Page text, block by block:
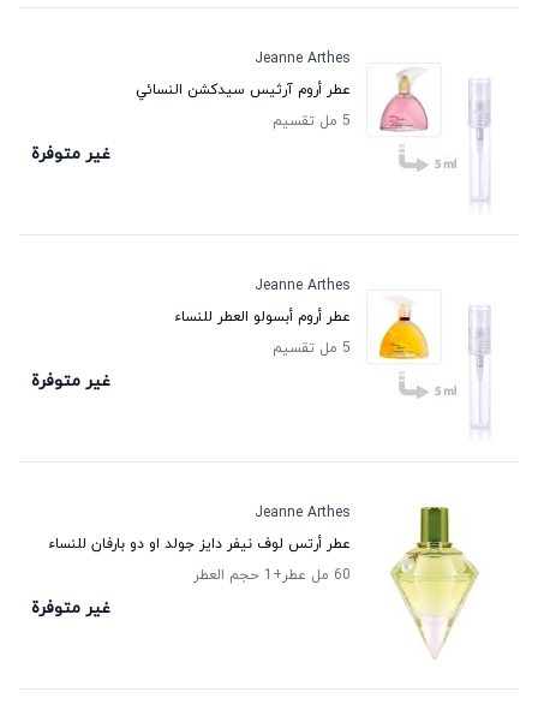
Jeanne Arthes
عطر أروم آرثيس سيدكشن النسائي
5 مل تقسيم
غير متوفرة
Jeanne Arthes
عطر أروم أبسولو العطر للنساء
5 مل تقسيم
غير متوفرة
Jeanne Arthes
عطر أرتس لوف نيفر دايز جولد او دو بارفان للنساء
60 مل عطر
+1 حجم العطر
غير متوفرة